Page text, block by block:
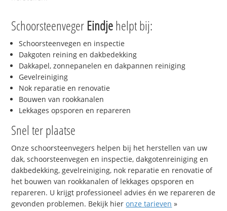
Schoorsteenveger Eindjehelpt bij:
Schoorsteenvegen en inspectie
Dakgoten reining en dakbedekking
Dakkapel, zonnepanelen en dakpannen reiniging
Gevelreiniging
Nok reparatie en renovatie
Bouwen van rookkanalen
Lekkages opsporen en repareren
Snel ter plaatse
Onze schoorsteenvegers helpen bij het herstellen van uw
dak, schoorsteenvegen en inspectie, dakgotenreiniging en
dakbedekking, gevelreiniging, nok reparatie en renovatie of
het bouwen van rookkanalen of lekkages opsporen en
repareren. U krijgt professioneel advies én we repareren de
gevonden problemen. Bekijk hieronze tarieven »